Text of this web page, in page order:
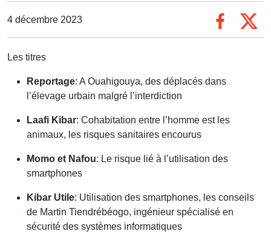
4 décembre 2023
Les titres
Reportage: A Ouahigouya, des déplacés dans
l’élevage urbain malgré l’interdiction
Laafi Kibar: Cohabitation entre l’homme est les
animaux, les risques sanitaires encourus
Momo et Nafou: Le risque lié à l’utilisation des
smartphones
Kibar Utile: Utilisation des smartphones, les conseils
de Martin Tiendrébéogo, ingénieur spécialisé en
sécurité des systèmes informatiques